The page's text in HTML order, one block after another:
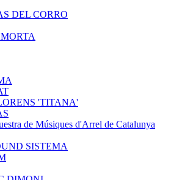
DEL CORRO
'TITANA'
de Músiques d'Arrel de Catalunya
SISTEMA